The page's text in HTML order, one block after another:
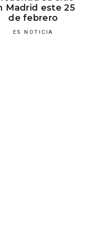
Madrid este 25
de febrero
ES NOTICIA